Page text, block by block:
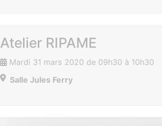
Atelier RIPAME
Mardi 31 mars 2020 de 09h30 à 10h30
Salle Jules Ferry